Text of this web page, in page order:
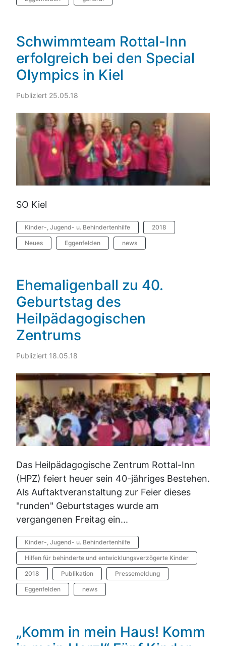
Schwimmteam Rottal-Inn
erfolgreich bei den Special
Olympics in Kiel
Publiziert 25.05.18
SO Kiel
Kinder-, Jugend- u. Behindertenhilfe 2018
Neues Eggenfelden news
Ehemaligenball zu 40.
Geburtstag des
Heilpädagogischen
Zentrums
Publiziert 18.05.18
Das Heilpädagogische Zentrum Rottal-Inn
(HPZ) feiert heuer sein 40-jähriges Bestehen.
Als Auftaktveranstaltung zur Feier dieses
"runden" Geburtstages wurde am
vergangenen Freitag ein...
Kinder-, Jugend- u. Behindertenhilfe
Hilfen für behinderte und entwicklungsverzögerte Kinder
2018 Publikation Pressemeldung
Eggenfelden news
„Komm in mein Haus! Komm